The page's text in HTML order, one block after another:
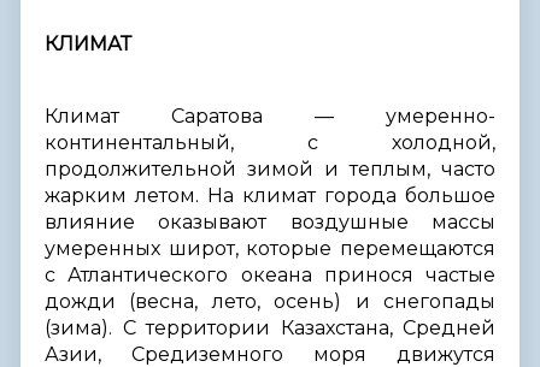
КЛИМАТ
Климат Саратова — умеренно-
континентальный, с холодной,
продолжительной зимой и теплым, часто
жарким летом. На климат города большое
влияние оказывают воздушные массы
умеренных широт, которые перемещаются
с Атлантического океана принося частые
дожди (весна, лето, осень) и снегопады
(зима). С территории Казахстана, Средней
Азии, Средиземного моря движутся